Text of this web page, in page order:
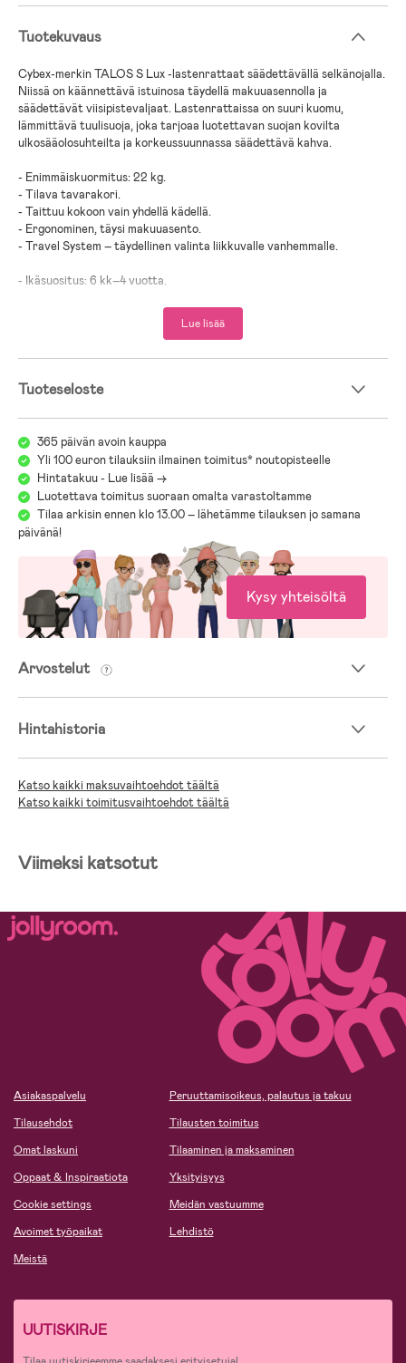
Tuotekuvaus
Cybex-merkin TALOS S Lux -lastenrattaat säädettävällä selkänojalla.
Niissä on käännettävä istuinosa täydellä makuuasennolla ja
säädettävät viisipistevaljaat. Lastenrattaissa on suuri kuomu,
lämmittävä tuulisuoja, joka tarjoaa luotettavan suojan kovilta
ulkosääolosuhteilta ja korkeussuunnassa säädettävä kahva.
- Enimmäiskuormitus: 22 kg.
- Tilava tavarakori.
- Taittuu kokoon vain yhdellä kädellä.
- Ergonominen, täysi makuuasento.
- Travel System – täydellinen valinta liikkuvalle vanhemmalle.
- Ikäsuositus: 6 kk–4 vuotta.
- Pakkaukseen sisältyy: istuinosa, runko, tuulisuoja.
lapsellesi
Lastenrattaiden valinta voi tuntua hankalalta, kun malleja, merkkejä
ja ominaisuuksia on paljon. Oppaamme auttaa vertailemaan erilaisia
vaunuja, turvallisuutta ja käytännöllisiä ominaisuuksia. Oppaan avulla
on helpompi löytää vaunu, joka on turvallinen, mukava ja
käytännöllinen sekä sinulle että lapsellesi.
Jollyroomin Lastenvaunuopas
Lue lisää
Tuoteseloste
365 päivän avoin kauppa
Yli 100 euron tilauksiin ilmainen toimitus* noutopisteelle
Hintatakuu - Lue lisää ->
Luotettava toimitus suoraan omalta varastoltamme
Tilaa arkisin ennen klo 13.00 – lähetämme tilauksen jo samana
päivänä!
Kysy yhteisöltä
Arvostelut
Hintahistoria
Katso kaikki maksuvaihtoehdot täältä
Katso kaikki toimitusvaihtoehdot täältä
Viimeksi katsotut
Asiakaspalvelu
Tilausehdot
Omat laskuni
Oppaat & Inspiraatiota
Cookie settings
Avoimet työpaikat
Meistä
Peruuttamisoikeus, palautus ja takuu
Tilausten toimitus
Tilaaminen ja maksaminen
Yksityisyys
Meidän vastuumme
Lehdistö
UUTISKIRJE